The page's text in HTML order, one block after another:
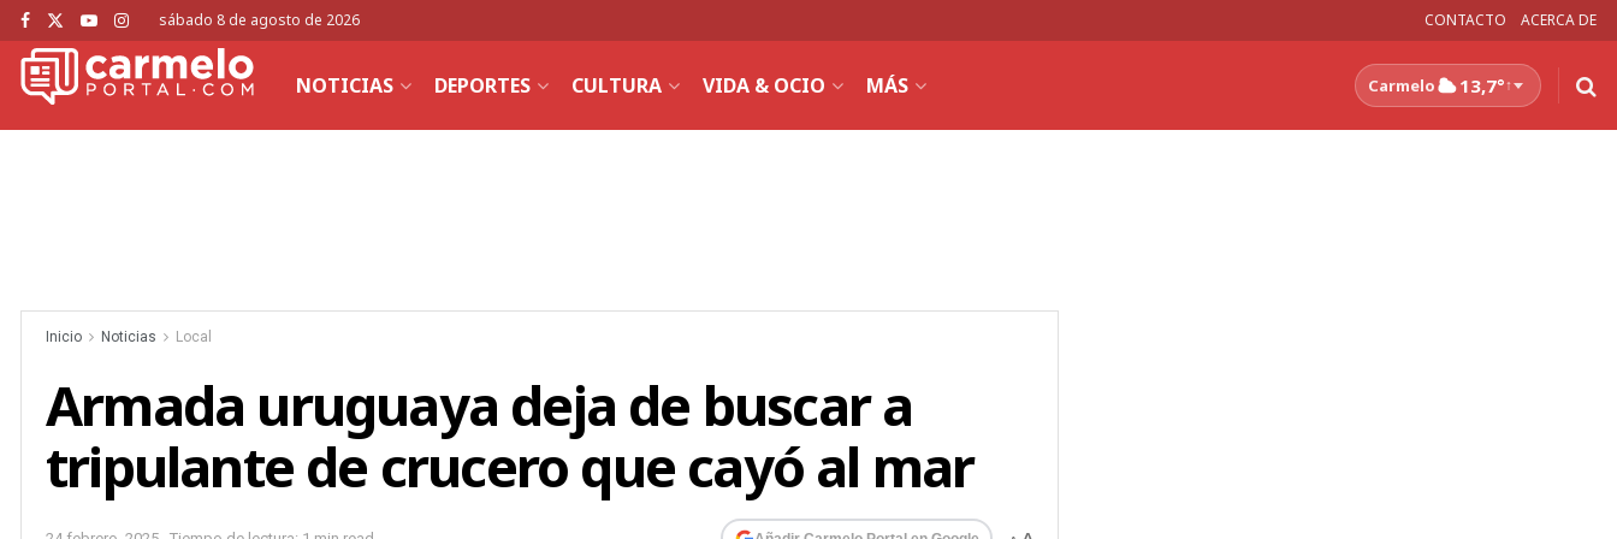
sábado 8 de agosto de 2026 CONTACTO ACERCA DE
NOTICIAS DEPORTES CULTURA VIDA & OCIO MÁS Carmelo 13,7°↑
Inicio Noticias Local
Armada uruguaya deja de buscar a
tripulante de crucero que cayó al mar